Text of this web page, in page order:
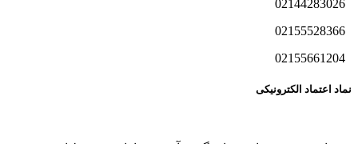
نماد اعتماد الکترونیکی